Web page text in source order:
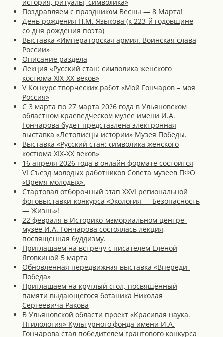
история, ритуалы, символика»
Поздравляем с праздником Весны — 8 Марта!
День рождения Н.М. Языкова (к 223-й годовщине
со дня рождения поэта)
Выставка «Императорская армия. Воинская слава
России»
Описание раздела
Лекция «Русский стан: символика женского
костюма XIX-XX веков»
V Конкурс творческих работ «Мой Гончаров – моя
Россия»
С 3 марта по 27 марта 2026 года в Ульяновском
областном краеведческом музее имени И.А.
Гончарова будет представлена электронная
выставка «Летописцы истории» Музея Победы.
Выставка «Русский стан: символика женского
костюма XIX-XX веков»
16 апреля 2026 года в онлайн формате состоится
VI Съезд молодых работников Совета музеев ПФО
«Время молодых».
Стартовал отборочный этап XXVI региональной
фотовыставки-конкурса «Экология — Безопасность
— Жизнь»!
22 февраля в Историко-мемориальном центре-
музее И.А. Гончарова состоялась лекция,
посвященная буддизму.
Приглашаем на встречу с писателем Еленой
Яговкиной 5 марта
Обновленная передвижная выставка «Впереди-
Победа»
Приглашаем на круглый стол, посвящённый
памяти выдающегося ботаника Николая
Сергеевича Ракова
В Ульяновской области проект «Красивая наука.
Птилология» Культурного фонда имени И.А.
Гончарова стал победителем грантового конкурса